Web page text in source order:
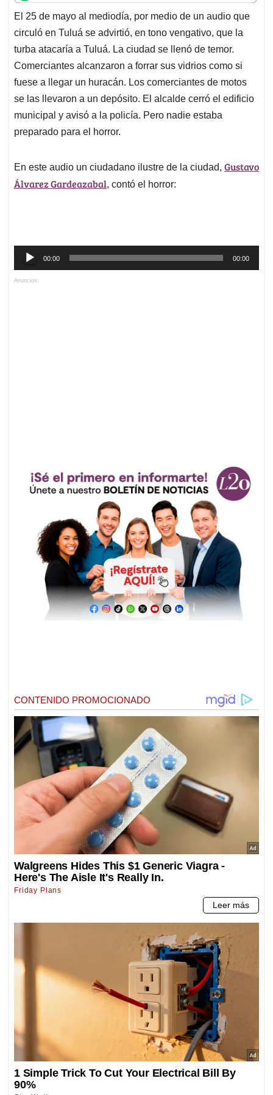
t
s
A
p
p
e
b
o
o
k
k
e
d
I
n
i
l
e
a
d
s
El 25 de mayo al mediodía, por medio de un audio que
circuló en Tuluá se advirtió, en tono vengativo, que la
turba atacaría a Tuluá. La ciudad se llenó de temor.
Comerciantes alcanzaron a forrar sus vidrios como si
fuese a llegar un huracán. Los comerciantes de motos
se las llevaron a un depósito. El alcalde cerró el edificio
municipal y avisó a la policía. Pero nadie estaba
preparado para el horror.
En este audio un ciudadano ilustre de la ciudad, Gustavo
Álvarez Gardeazabal, contó el horror:
Reproductor
de
00:00 00:00
Anuncios.